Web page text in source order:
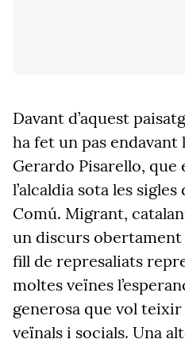
Davant d’aquest
ha fet un pas endavant
Gerardo Pisarello, que
l’alcaldia sota les
Comú. Migrant,
un discurs obertament
fill de represaliats
moltes veïnes
generosa que vol
veïnals i socials. Una